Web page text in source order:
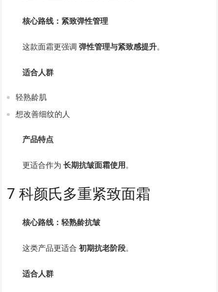
核心路线：紧致弹性管理
这款面霜更强调弹性管理与紧致感提升。
适合人群
轻熟龄肌
想改善细纹的人
产品特点
更适合作为长期抗皱面霜使用。
7 科颜氏多重紧致面霜
核心路线：轻熟龄抗皱
这类产品更适合初期抗老阶段。
适合人群